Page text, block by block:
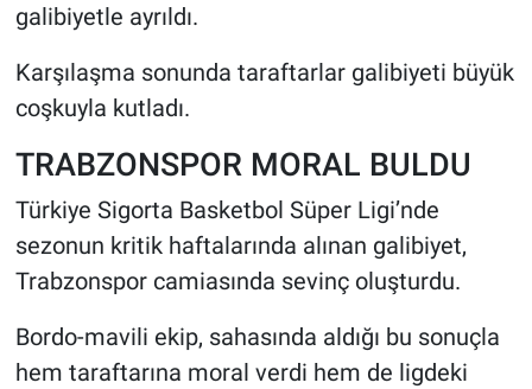
galibiyetle ayrıldı.
Karşılaşma sonunda taraftarlar galibiyeti büyük
coşkuyla kutladı.
TRABZONSPOR MORAL BULDU
Türkiye Sigorta Basketbol Süper Ligi’nde
sezonun kritik haftalarında alınan galibiyet,
Trabzonspor camiasında sevinç oluşturdu.
Bordo-mavili ekip, sahasında aldığı bu sonuçla
hem taraftarına moral verdi hem de ligdeki